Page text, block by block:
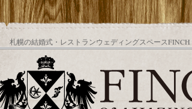
札幌の結婚式・レストランウェディングスペースFINCH